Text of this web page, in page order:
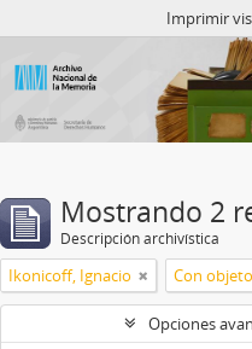
Imprimir
Mostrando 2
Descripción archivística
Ikonicoff, Ignacio Con
Opciones